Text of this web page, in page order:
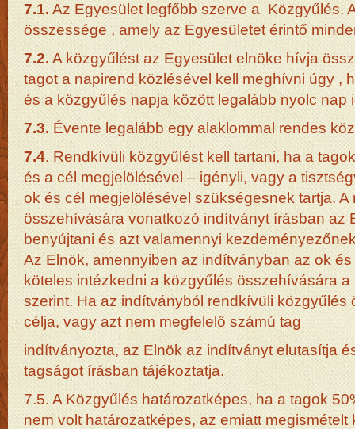
7.1.Az Egyesület legfőbb szerve a Közgyűlés.
összessége , amely az Egyesületet érintő
7.2. A közgyűlést az Egyesület elnöke hívja
tagot a napirend közlésével kell meghívni úgy ,
és a közgyűlés napja között legalább nyolc nap
7.3.Évente legalább egy alaklommal rendes
7.4. Rendkívüli közgyűlést kell tartani, ha a
és a cél megjelölésével – igényli, vagy a
ok és cél megjelölésével szükségesnek tartja.
összehívására vonatkozó indítványt írásban az
benyújtani és azt valamennyi
Az Elnök, amennyiben az indítványban az ok
köteles intézkedni a közgyűlés összehívására
szerint. Ha az indítványból rendkívüli
célja, vagy azt nem megfelelő számú tag
indítványozta, az Elnök az indítványt elutasítja
tagságot írásban tájékoztatja.
7.5. A Közgyűlés határozatképes, ha a tagok
nem volt határozatképes, az emiatt